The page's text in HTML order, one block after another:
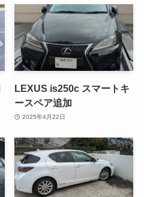
LEXUS is250c スマートキ
ースペア追加
2025年4月22日